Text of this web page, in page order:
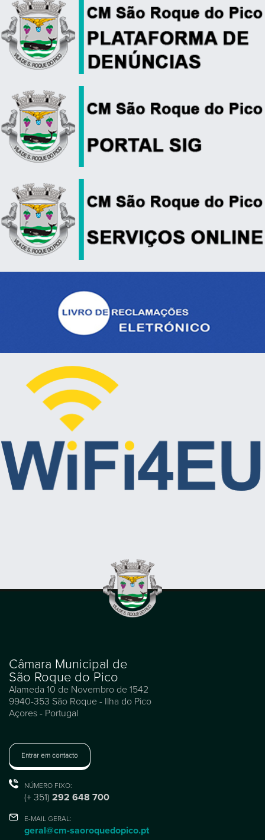
Câmara Municipal de
São Roque do Pico
Alameda 10 de Novembro de 1542
9940-353 São Roque - Ilha do Pico
Açores - Portugal
Entrar em contacto
NÚMERO FIXO:
(+ 351) 292 648 700
E-MAIL GERAL:
geral@cm-saoroquedopico.pt